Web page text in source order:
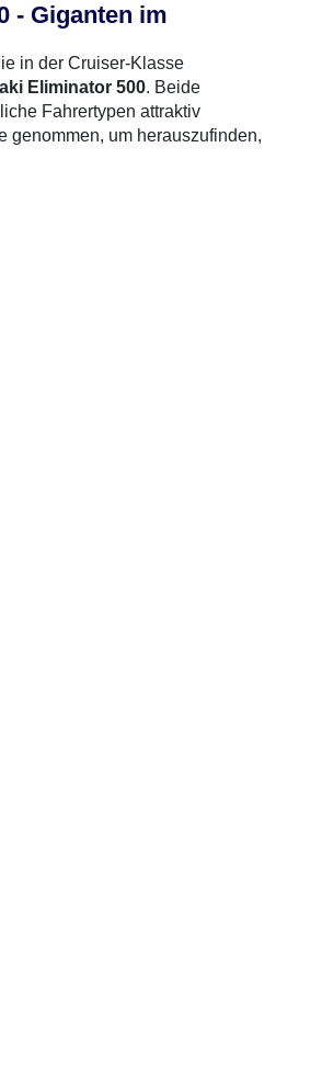
- Giganten im
in der Cruiser-Klasse
Eliminator 500. Beide
Fahrertypen attraktiv
genommen, um herauszufinden,